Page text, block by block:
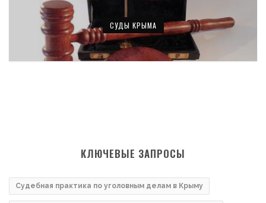
СУДЫ КРЫМА
КЛЮЧЕВЫЕ ЗАПРОСЫ
Судебная практика по уголовным делам в Крыму